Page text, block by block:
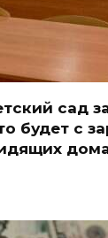
сад
будет с